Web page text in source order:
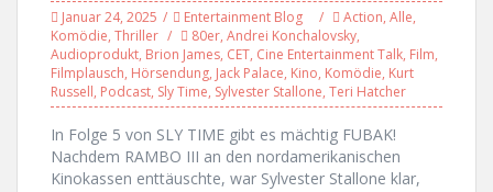
Januar 24, 2025 Entertainment Blog Action, Alle,
Komödie, Thriller 80er, Andrei Konchalovsky,
Audioprodukt, Brion James, CET, Cine Entertainment Talk, Film,
Filmplausch, Hörsendung, Jack Palace, Kino, Komödie, Kurt
Russell, Podcast, Sly Time, Sylvester Stallone, Teri Hatcher
In Folge 5 von SLY TIME gibt es mächtig FUBAK!
Nachdem RAMBO III an den nordamerikanischen
Kinokassen enttäuschte, war Sylvester Stallone klar,